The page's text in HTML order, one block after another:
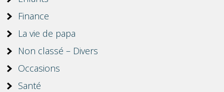
Finance
La vie de papa
Non classé – Divers
Occasions
Santé